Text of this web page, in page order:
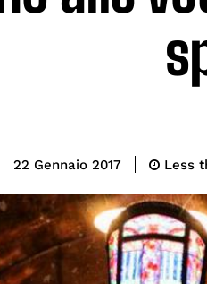
22 Gennaio 2017 Less